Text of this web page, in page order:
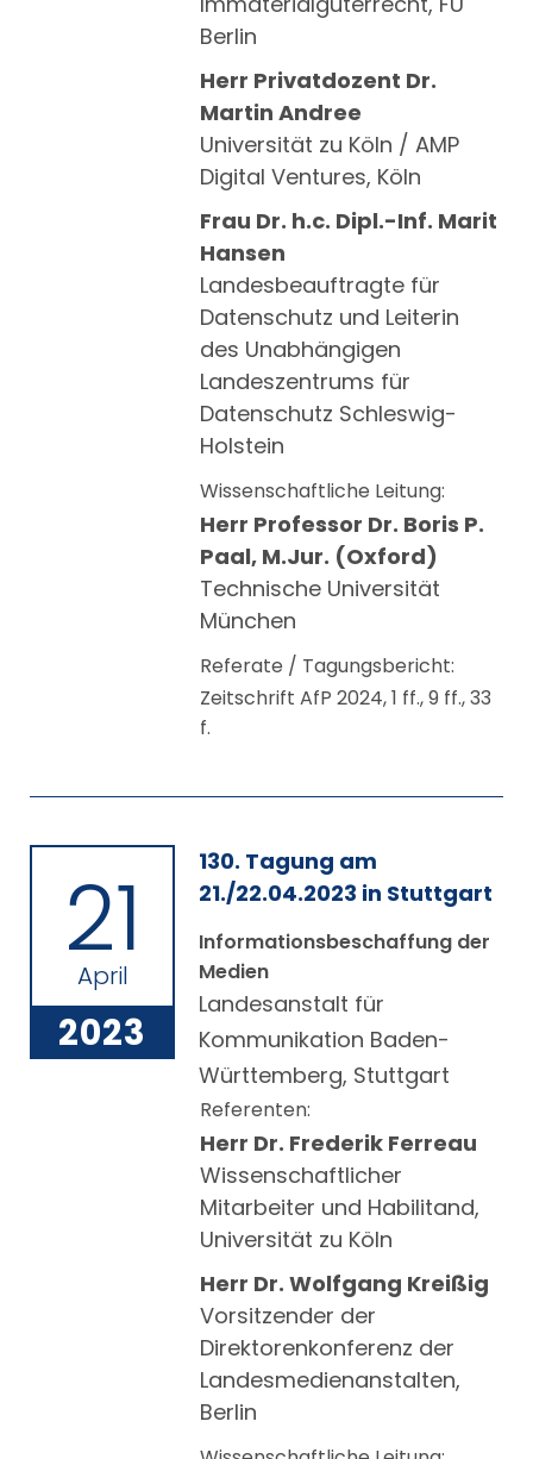
Berlin
Herr Privatdozent Dr.
Martin Andree
Universität zu Köln / AMP
Digital Ventures, Köln
Frau Dr. h.c. Dipl.-Inf. Marit
Hansen
Landesbeauftragte für
Datenschutz und Leiterin
des Unabhängigen
Landeszentrums für
Datenschutz Schleswig-
Holstein
Wissenschaftliche Leitung:
Herr Professor Dr. Boris P.
Paal, M.Jur. (Oxford)
Technische Universität
München
Referate / Tagungsbericht:
Zeitschrift AfP 2024, 1 ff., 9 ff., 33
f.
21
April
2023
130. Tagung am
21./22.04.2023 in Stuttgart
Informationsbeschaffung der
Medien
Landesanstalt für
Kommunikation Baden-
Württemberg, Stuttgart
Referenten:
Herr Dr. Frederik Ferreau
Wissenschaftlicher
Mitarbeiter und Habilitand,
Universität zu Köln
Herr Dr. Wolfgang Kreißig
Vorsitzender der
Direktorenkonferenz der
Landesmedienanstalten,
Berlin